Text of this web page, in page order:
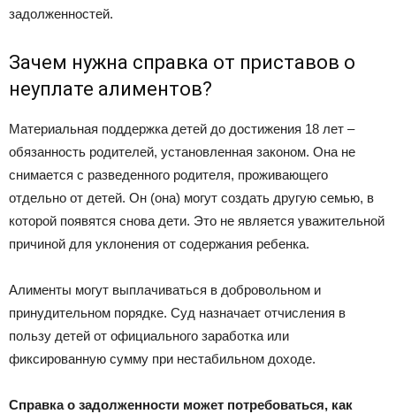
задолженностей.
Зачем нужна справка от приставов о
неуплате алиментов?
Материальная поддержка детей до достижения 18 лет –
обязанность родителей, установленная законом. Она не
снимается с разведенного родителя, проживающего
отдельно от детей. Он (она) могут создать другую семью, в
которой появятся снова дети. Это не является уважительной
причиной для уклонения от содержания ребенка.
Алименты могут выплачиваться в добровольном и
принудительном порядке. Суд назначает отчисления в
пользу детей от официального заработка или
фиксированную сумму при нестабильном доходе.
Справка о задолженности может потребоваться, как